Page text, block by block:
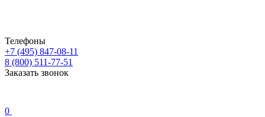
Телефоны
+7 (495) 847-08-11
8 (800) 511-77-51
Заказать звонок
0